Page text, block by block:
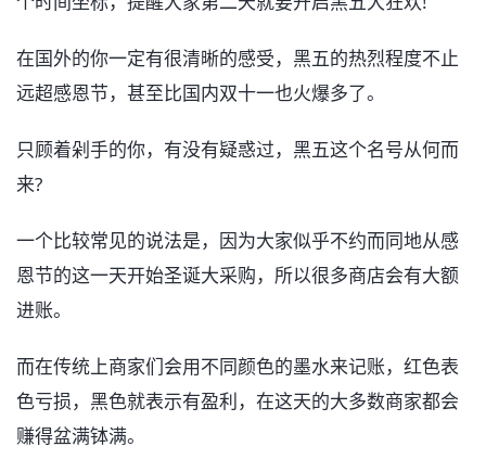
在国外的你一定有很清晰的感受，黑五的热烈程度不止
远超感恩节，甚至比国内双十一也火爆多了。
只顾着剁手的你，有没有疑惑过，黑五这个名号从何而
来?
一个比较常见的说法是，因为大家似乎不约而同地从感
恩节的这一天开始圣诞大采购，所以很多商店会有大额
进账。
而在传统上商家们会用不同颜色的墨水来记账，红色表
色亏损，黑色就表示有盈利，在这天的大多数商家都会
赚得盆满钵满。